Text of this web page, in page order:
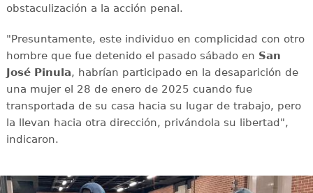
obstaculización a la acción penal.
"Presuntamente, este individuo en complicidad con otro
hombre que fue detenido el pasado sábado en San
José Pinula, habrían participado en la desaparición de
una mujer el 28 de enero de 2025 cuando fue
transportada de su casa hacia su lugar de trabajo, pero
la llevan hacia otra dirección, privándola su libertad",
indicaron.